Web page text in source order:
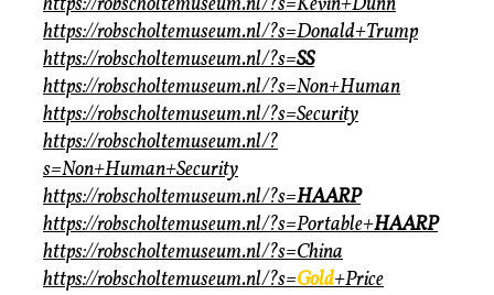
https://robscholtemuseum.nl/?s=Donald+Trump
https://robscholtemuseum.nl/?s=SS
https://robscholtemuseum.nl/?s=Non+Human
https://robscholtemuseum.nl/?s=Security
https://robscholtemuseum.nl/?
s=Non+Human+Security
https://robscholtemuseum.nl/?s=HAARP
https://robscholtemuseum.nl/?s=Portable+HAARP
https://robscholtemuseum.nl/?s=China
https://robscholtemuseum.nl/?s=Gold+Price